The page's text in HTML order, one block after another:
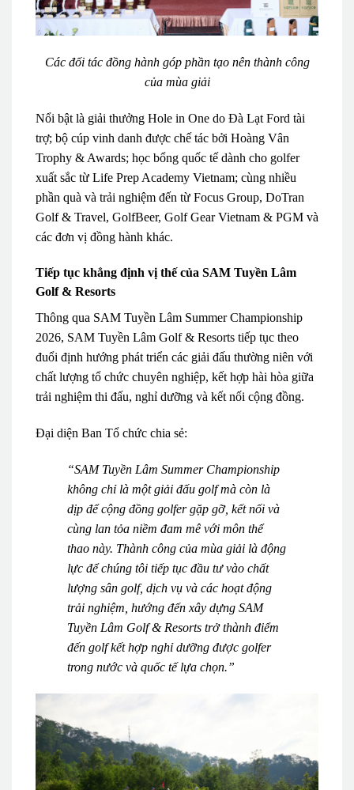
Các đối tác đồng hành góp phần tạo nên thành công
của mùa giải
Nổi bật là giải thưởng Hole in One do Đà Lạt Ford tài
trợ; bộ cúp vinh danh được chế tác bởi Hoàng Vân
Trophy & Awards; học bổng quốc tế dành cho golfer
xuất sắc từ Life Prep Academy Vietnam; cùng nhiều
phần quà và trải nghiệm đến từ Focus Group, DoTran
Golf & Travel, GolfBeer, Golf Gear Vietnam & PGM và
các đơn vị đồng hành khác.
Tiếp tục khẳng định vị thế của SAM Tuyền Lâm
Golf & Resorts
Thông qua SAM Tuyền Lâm Summer Championship
2026, SAM Tuyền Lâm Golf & Resorts tiếp tục theo
đuổi định hướng phát triển các giải đấu thường niên với
chất lượng tổ chức chuyên nghiệp, kết hợp hài hòa giữa
trải nghiệm thi đấu, nghỉ dưỡng và kết nối cộng đồng.
Đại diện Ban Tổ chức chia sẻ:
“SAM Tuyền Lâm Summer Championship
không chỉ là một giải đấu golf mà còn là
dịp để cộng đồng golfer gặp gỡ, kết nối và
cùng lan tỏa niềm đam mê với môn thể
thao này. Thành công của mùa giải là động
lực để chúng tôi tiếp tục đầu tư vào chất
lượng sân golf, dịch vụ và các hoạt động
trải nghiệm, hướng đến xây dựng SAM
Tuyền Lâm Golf & Resorts trở thành điểm
đến golf kết hợp nghỉ dưỡng được golfer
trong nước và quốc tế lựa chọn.”